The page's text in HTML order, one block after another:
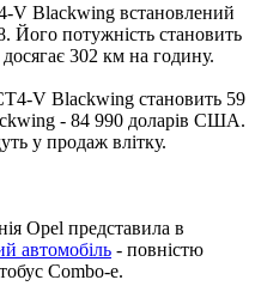
V Blackwing встановлений
Його потужність становить
302 км на годину.
V Blackwing становить 59
- 84 990 доларів США.
у продаж влітку.
Opel представила в
автомобіль - повністю
Combo-e.